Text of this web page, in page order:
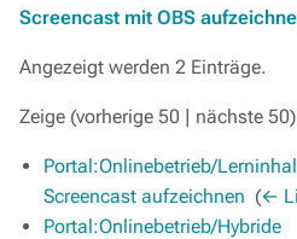
Screencast mit OBS
Angezeigt werden 2 Einträge.
Zeige (vorherige 50 | nächste 50
Portal:Onlinebetrieb/
Screencast aufzeichnen (←
Portal:Onlinebetrieb/Hybride